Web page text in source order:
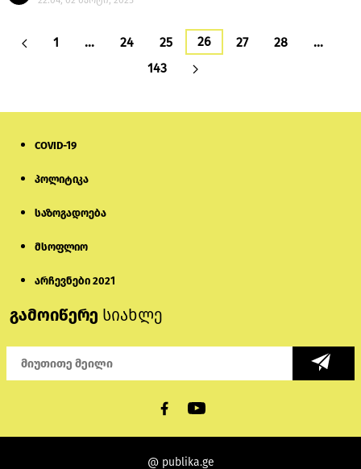
1 … 24 25 26 27 28
…
143
COVID-19
პოლიტიკა
საზოგადოება
მსოფლიო
არჩევნები 2021
გამოიწერე სიახლე
@ publika.ge